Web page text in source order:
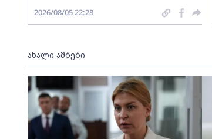
2026/08/05 22:28
ახალი ამბები